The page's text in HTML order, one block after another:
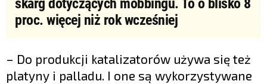
skarg dotyczących mobbingu. To o blisko 8
proc. więcej niż rok wcześniej
– Do produkcji katalizatorów używa się też
platyny i palladu. I one są wykorzystywane